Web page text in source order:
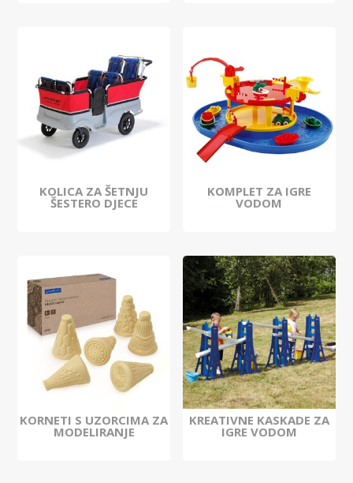
KOLICA ZA ŠETNJU
ŠESTERO DJECE
KOMPLET ZA IGRE
VODOM
KORNETI S UZORCIMA ZA
MODELIRANJE
KREATIVNE KASKADE ZA
IGRE VODOM